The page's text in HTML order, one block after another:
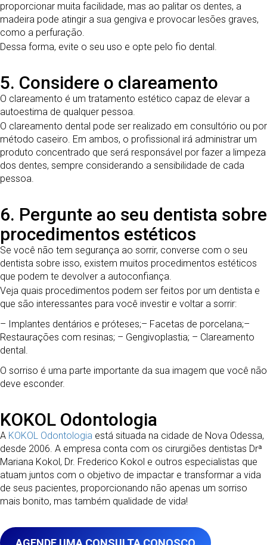
proporcionar muita facilidade, mas ao palitar os dentes, a
madeira pode atingir a sua gengiva e provocar lesões graves,
como a perfuração.
Dessa forma, evite o seu uso e opte pelo fio dental.
5. Considere o clareamento
O clareamento é um tratamento estético capaz de elevar a
autoestima de qualquer pessoa.
O clareamento dental pode ser realizado em consultório ou por
método caseiro. Em ambos, o profissional irá administrar um
produto concentrado que será responsável por fazer a limpeza
dos dentes, sempre considerando a sensibilidade de cada
pessoa.
6. Pergunte ao seu dentista sobre
procedimentos estéticos
Se você não tem segurança ao sorrir, converse com o seu
dentista sobre isso, existem muitos procedimentos estéticos
que podem te devolver a autoconfiança.
Veja quais procedimentos podem ser feitos por um dentista e
que são interessantes para você investir e voltar a sorrir:
– Implantes dentários e próteses;– Facetas de porcelana;–
Restaurações com resinas; – Gengivoplastia; – Clareamento
dental.
O sorriso é uma parte importante da sua imagem que você não
deve esconder.
KOKOL Odontologia
A KOKOL Odontologia está situada na cidade de Nova Odessa,
desde 2006. A empresa conta com os cirurgiões dentistas Drª
Mariana Kokol, Dr. Frederico Kokol e outros especialistas que
atuam juntos com o objetivo de impactar e transformar a vida
de seus pacientes, proporcionando não apenas um sorriso
mais bonito, mas também qualidade de vida!